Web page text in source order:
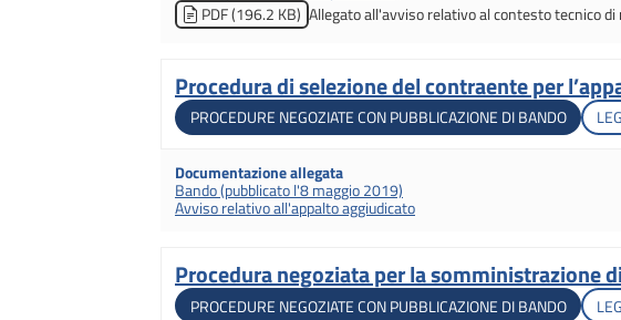
PDF (196.2 KB) Allegato all'avviso relativo al contesto tecnico
Titolo
Procedura di selezione del contraente per
Tipologia di gara
PROCEDURE NEGOZIATE CON PUBBLICAZIONE DI BANDO LEG
Documentazione allegata
Bando (pubblicato l'8 maggio 2019)
Avviso relativo all'appalto aggiudicato
Titolo
Procedura negoziata per la somministrazione
Tipologia di gara
PROCEDURE NEGOZIATE CON PUBBLICAZIONE DI BANDO LEG